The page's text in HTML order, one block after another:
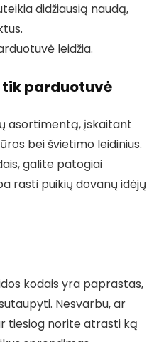
didžiausią naudą,
leidžia.
parduotuvė
asortimentą, įskaitant
bei švietimo leidinius.
galite patogiai
rasti puikių dovanų idėjų
kodais yra paprastas,
Nesvarbu, ar
tiesiog norite atrasti ką